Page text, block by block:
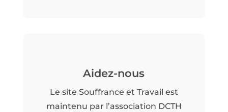
Aidez-nous
Le site Souffrance et Travail est
maintenu par l’association DCTH